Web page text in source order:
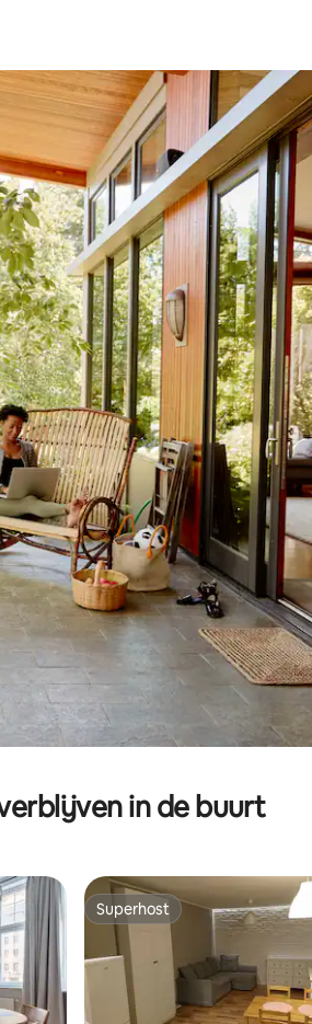
omhoog en omlaag, óf door te
in de buurt
Superhost
Superhost